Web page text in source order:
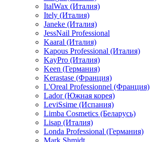
ItalWax (Италия)
Itely (Италия)
Janeke (Италия)
JessNail Professional
Kaaral (Италия)
Kapous Professional (Италия)
KayPro (Италия)
Keen (Германия)
Kerastase (Франция)
L'Oreal Professionnel (Франция)
Lador (Южная корея)
LeviSsime (Испания)
Limba Cosmetics (Беларусь)
Lisap (Италия)
Londa Professional (Германия)
Mark Shmidt